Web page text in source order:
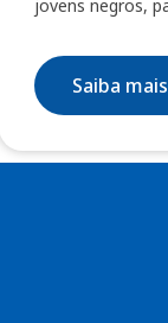
jovens negros,
Saiba mais